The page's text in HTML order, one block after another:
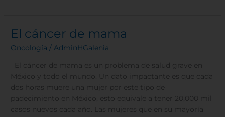
El cáncer de mama
Oncología /AdminHGalenia
El cáncer de mama es un problema de salud grave en
México y todo el mundo. Un dato impactante es que cada
dos horas muere una mujer por este tipo de
padecimiento en México, esto equivale a tener 20,000 mil
casos nuevos cada año. Las mujeres que en su mayoría
El
de
mama